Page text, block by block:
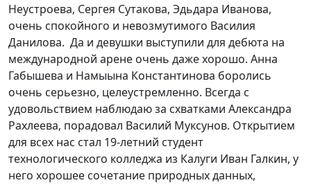
Неустроева, Сергея Сутакова, Эдьдара Иванова,
очень спокойного и невозмутимого Василия
Данилова. Да и девушки выступили для дебюта на
международной арене очень даже хорошо. Анна
Габышева и Намыына Константинова боролись
очень серьезно, целеустремленно. Всегда с
удовольствием наблюдаю за схватками Александра
Рахлеева, порадовал Василий Муксунов. Открытием
для всех нас стал 19-летний студент
технологического колледжа из Калуги Иван Галкин, у
него хорошее сочетание природных данных,